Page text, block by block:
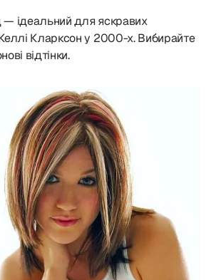
— ідеальний для яскравих
Кларксон у 2000-х. Вибирайте
відтінки.